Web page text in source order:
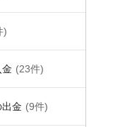
)
(23件)
金 (9件)